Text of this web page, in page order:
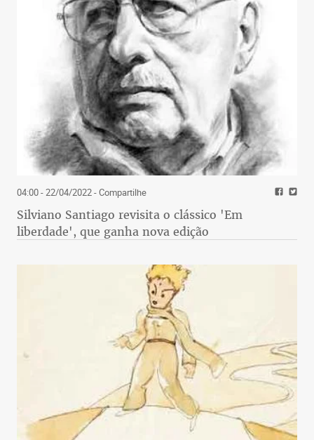
04:00 - 22/04/2022- Compartilhe
Silviano Santiago revisita o clássico 'Em
liberdade', que ganha nova edição